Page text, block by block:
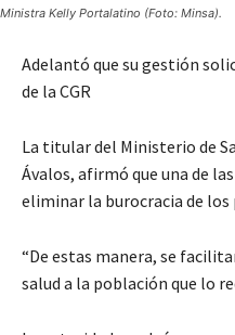
Ministra Kelly Portalatino (Foto: Minsa).
Adelantó que su gestión
de la CGR
La titular del Ministerio de
Ávalos, afirmó que una de
eliminar la burocracia de los
“De estas manera, se
salud a la población que lo